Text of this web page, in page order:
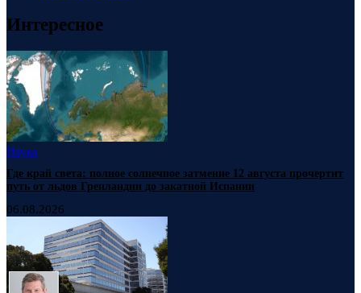
Интересное
Наука
Где край света: полное солнечное затмение 12 августа прочертит
путь от льдов Гренландии до закатной Испании
06.08.2026